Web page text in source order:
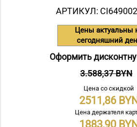
АРТИКУЛ:
Цены актуальны
сегодняшний
Оформить
3.588,37 BYN
Цена со скидкой
2511,86
Цена держателя
1883,90